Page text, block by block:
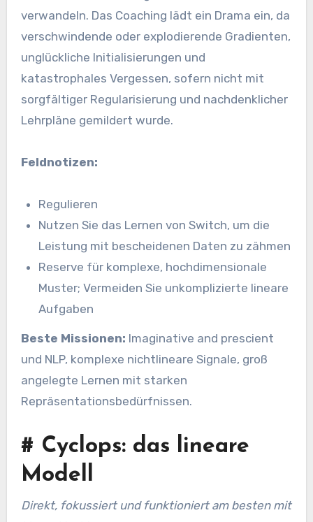
verwandeln. Das Coaching lädt ein Drama ein, da
verschwindende oder explodierende Gradienten,
unglückliche Initialisierungen und
katastrophales Vergessen, sofern nicht mit
sorgfältiger Regularisierung und nachdenklicher
Lehrpläne gemildert wurde.
Feldnotizen:
Regulieren
Nutzen Sie das Lernen von Switch, um die
Leistung mit bescheidenen Daten zu zähmen
Reserve für komplexe, hochdimensionale
Muster; Vermeiden Sie unkomplizierte lineare
Aufgaben
Beste Missionen: Imaginative and prescient
und NLP, komplexe nichtlineare Signale, groß
angelegte Lernen mit starken
Repräsentationsbedürfnissen.
# Cyclops: das lineare
Modell
Direkt, fokussiert und funktioniert am besten mit